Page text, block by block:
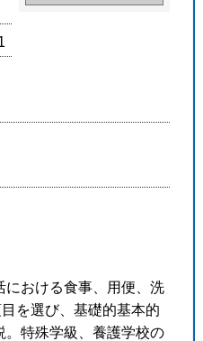
における食事、用便、洗
を選び、基礎的基本的
。特殊学級、養護学校の